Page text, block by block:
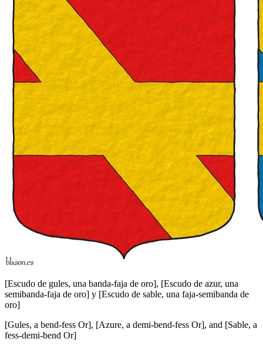
[Escudo de gules, una banda-faja de oro], [Escudo de azur, una
semibanda-faja de oro] y [Escudo de sable, una faja-semibanda de
oro]
[Gules, a bend-fess Or], [Azure, a demi-bend-fess Or], and [Sable, a
fess-demi-bend Or]